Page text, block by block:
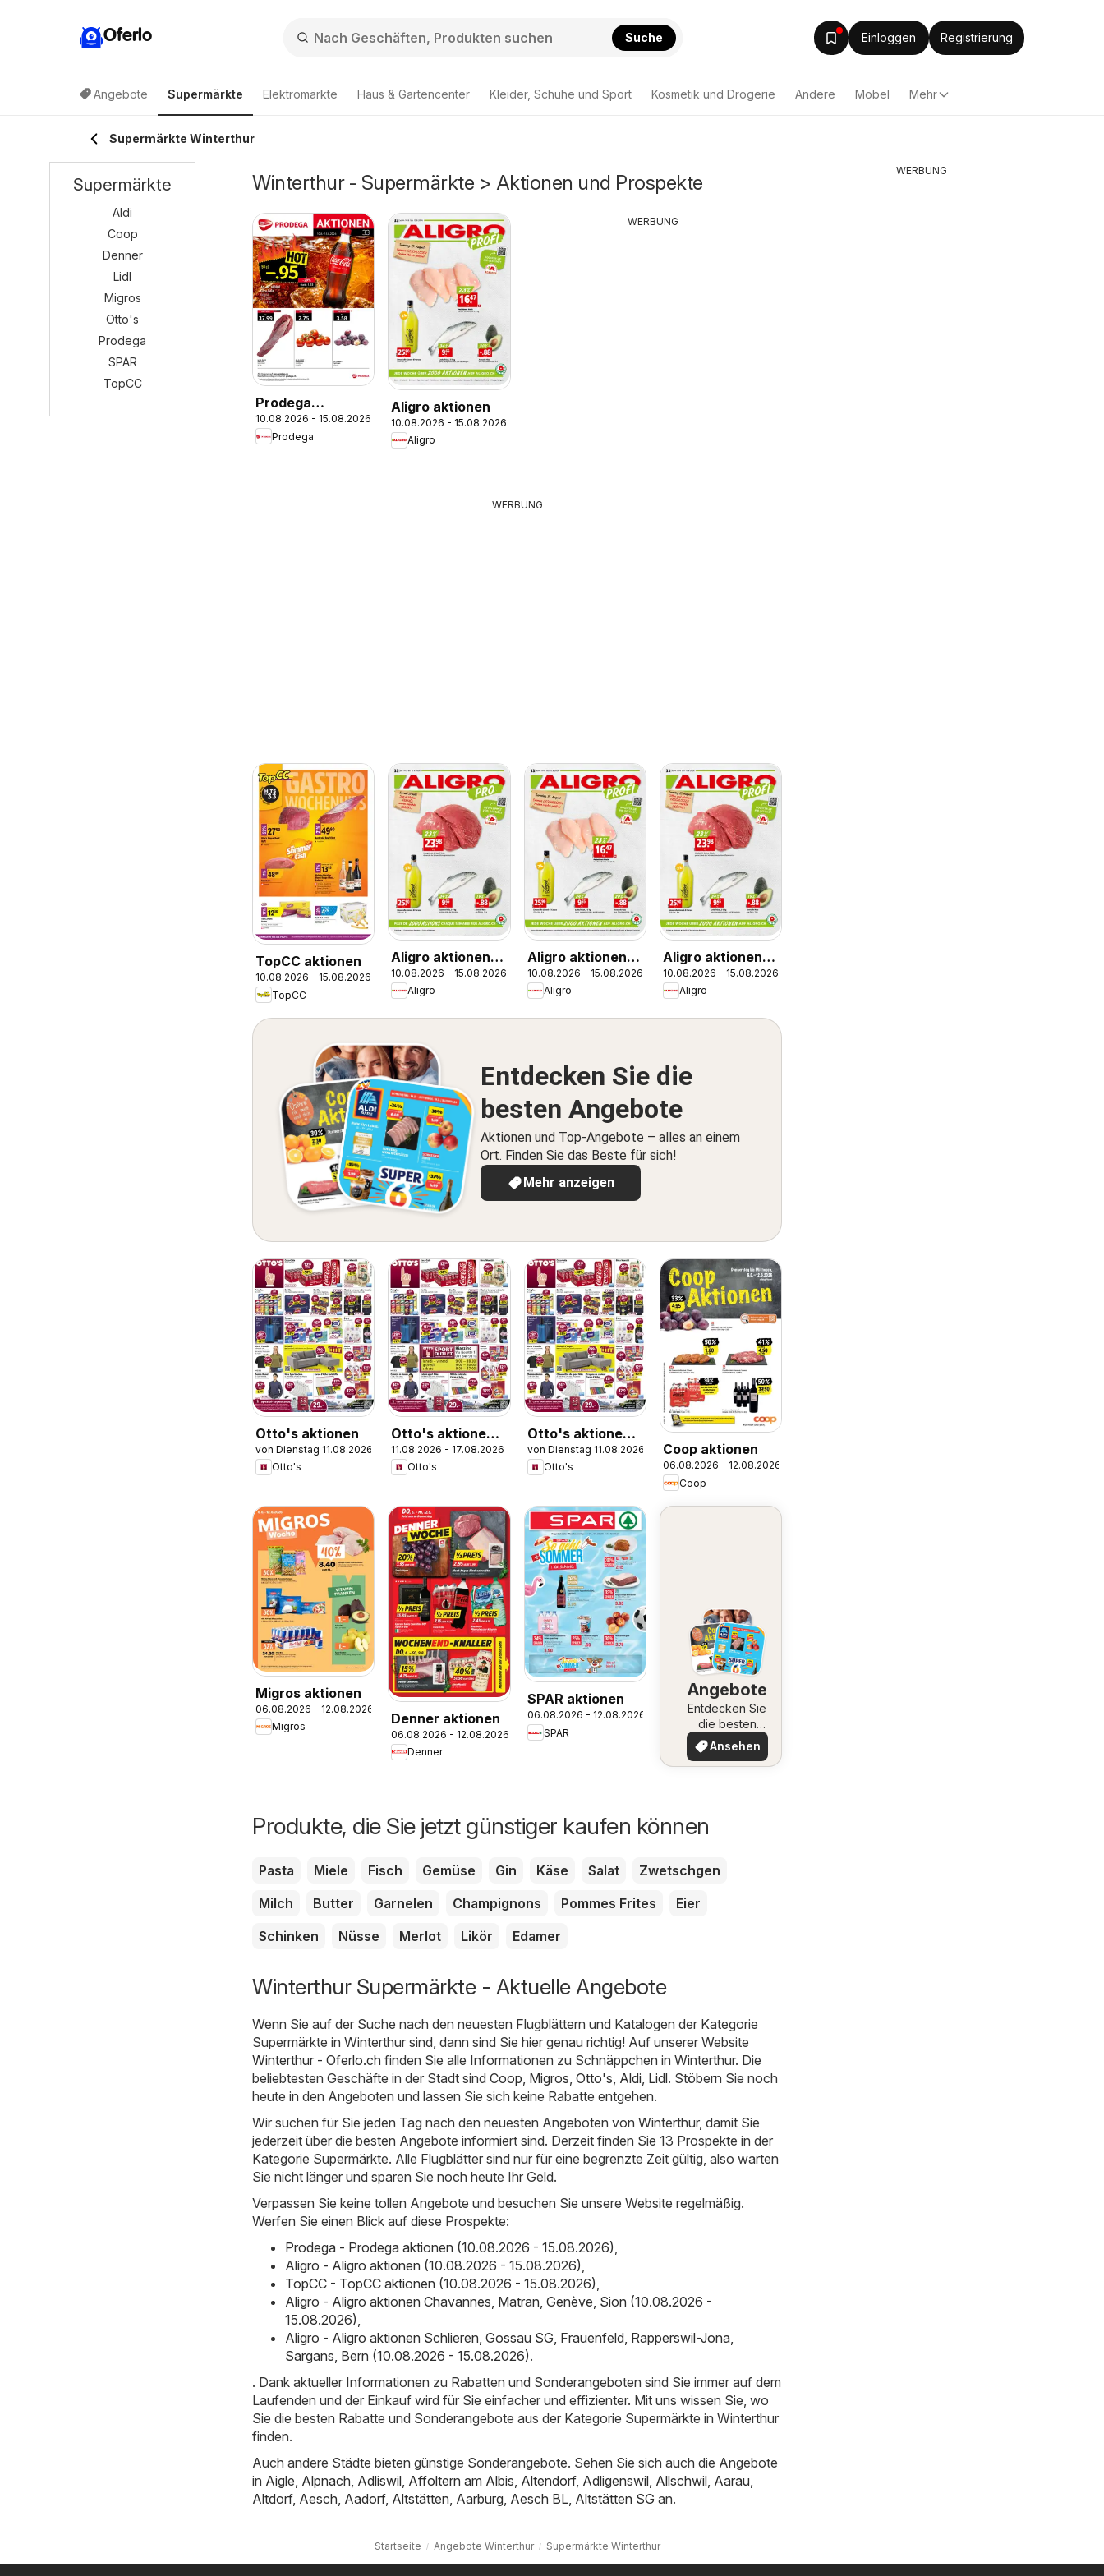
Oferlo Suche Einloggen Registrierung
Angebote Supermärkte Elektromärkte Haus & Gartencenter Kleider, Schuhe und Sport Kosmetik und Drogerie Andere Möbel Mehr
Supermärkte Winterthur
Winterthur - Supermärkte > Aktionen und Prospekte
Prodega
aktionen
10.08.2026 - 15.08.2026
Prodega
Aligro aktionen
10.08.2026 - 15.08.2026
Aligro
WERBUNG
WERBUNG
TopCC aktionen
10.08.2026 - 15.08.2026
TopCC
Aligro aktionen
Chavannes,
Matran, Genève,
Sion
10.08.2026 - 15.08.2026
Aligro
Aligro aktionen
Schlieren,
Gossau SG,
Frauenfeld,
10.08.2026 - 15.08.2026
Aligro
Aligro aktionen
Chavannes,
Matran, Genf,
Sitten
10.08.2026 - 15.08.2026
Aligro
Entdecken Sie die
besten Angebote
Aktionen und Top-Angebote – alles an einem
Ort. Finden Sie das Beste für sich!
Mehr anzeigen
Otto's aktionen
von Dienstag 11.08.2026
Otto's
Otto's aktionen
IT
11.08.2026 - 17.08.2026
Otto's
Otto's aktionen
FR
von Dienstag 11.08.2026
Otto's
Coop aktionen
06.08.2026 - 12.08.2026
Coop
Migros aktionen
06.08.2026 - 12.08.2026
Migros
Denner aktionen
06.08.2026 - 12.08.2026
Denner
SPAR aktionen
06.08.2026 - 12.08.2026
SPAR
Angebote
Entdecken Sie
die besten
Angebote
Ansehen
Produkte, die Sie jetzt günstiger kaufen können
Pasta Miele Fisch Gemüse Gin Käse Salat
Zwetschgen
Milch
Butter Garnelen Champignons Pommes Frites
Eier
Schinken
Nüsse Merlot Likör Edamer
Winterthur Supermärkte - Aktuelle Angebote
Wenn Sie auf der Suche nach den neuesten Flugblättern und Katalogen der Kategorie
Supermärkte in Winterthur sind, dann sind Sie hier genau richtig! Auf unserer Website
Winterthur - Oferlo.ch finden Sie alle Informationen zu Schnäppchen in Winterthur. Die
beliebtesten Geschäfte in der Stadt sind Coop Migros Otto's Aldi Lidl. Stöbern Sie noch
heute in den Angeboten und lassen Sie sich keine Rabatte entgehen.
Wir suchen für Sie jeden Tag nach den neuesten Angeboten von Winterthur, damit Sie
jederzeit über die besten Angebote informiert sind. Derzeit finden Sie 13 Prospekte in der
Kategorie Supermärkte. Alle Flugblätter sind nur für eine begrenzte Zeit gültig, also warten
Sie nicht länger und sparen Sie noch heute Ihr Geld.
Verpassen Sie keine tollen Angebote und besuchen Sie unsere Website regelmäßig.
Werfen Sie einen Blick auf diese Prospekte:
Prodega - Prodega aktionen (10.08.2026 - 15.08.2026)
Aligro - Aligro aktionen (10.08.2026 - 15.08.2026)
TopCC - TopCC aktionen (10.08.2026 - 15.08.2026)
Aligro - Aligro aktionen Chavannes, Matran, Genève, Sion (10.08.2026 -
15.08.2026)
Aligro - Aligro aktionen Schlieren, Gossau SG, Frauenfeld, Rapperswil-Jona,
Sargans, Bern (10.08.2026 - 15.08.2026).
. Dank aktueller Informationen zu Rabatten und Sonderangeboten sind Sie immer auf dem
Laufenden und der Einkauf wird für Sie einfacher und effizienter. Mit uns wissen Sie, wo
Sie die besten Rabatte und Sonderangebote aus der Kategorie Supermärkte in Winterthur
finden.
Auch andere Städte bieten günstige Sonderangebote. Sehen Sie sich auch die Angebote
in Aigle Alpnach Adliswil Affoltern am Albis Altendorf, Adligenswil Allschwil Aarau
Altdorf, Aesch Aadorf, Altstätten Aarburg Aesch BL Altstätten SG an.
Startseite Angebote Winterthur Supermärkte Winterthur
Supermärkte
Aldi
Coop
Denner
Lidl
Migros
Otto's
Prodega
SPAR
TopCC
WERBUNG